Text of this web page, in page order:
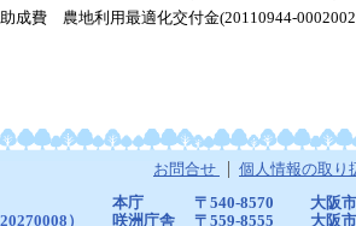
成費 農地利用最適化交付金(20110944-
お問合せ 個人情報の取り
）
本庁 〒540-8570
大阪
咲洲庁舎
〒559-8555
大阪